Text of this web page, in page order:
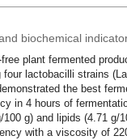
biochemical
plant fermented
lactobacilli strains
the best
in 4 hours of
g) and lipids (4.71
with a viscosity of